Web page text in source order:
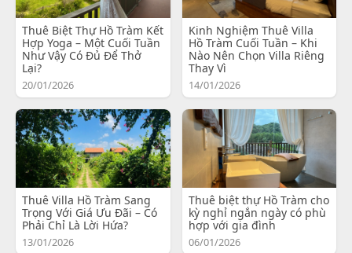
Thuê Biệt Thự Hồ Tràm Kết
Hợp Yoga – Một Cuối Tuần
Như Vậy Có Đủ Để Thở
Lại?
20/01/2026
Kinh Nghiệm Thuê Villa
Hồ Tràm Cuối Tuần – Khi
Nào Nên Chọn Villa Riêng
Thay Vì
14/01/2026
Thuê Villa Hồ Tràm Sang
Trọng Với Giá Ưu Đãi – Có
Phải Chỉ Là Lời Hứa?
13/01/2026
Thuê biệt thự Hồ Tràm cho
kỳ nghỉ ngắn ngày có phù
hợp với gia đình
06/01/2026